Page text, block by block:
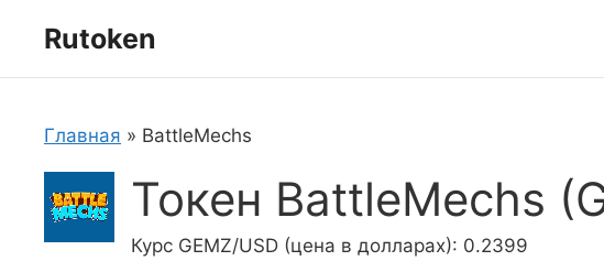
Rutoken
Главная » BattleMechs
Токен BattleMechs
Курс GEMZ/USD (цена в долларах): 0.2399